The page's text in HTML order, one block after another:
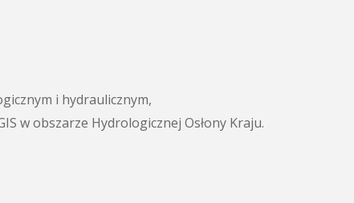
i hydraulicznym,
w obszarze Hydrologicznej Osłony Kraju.